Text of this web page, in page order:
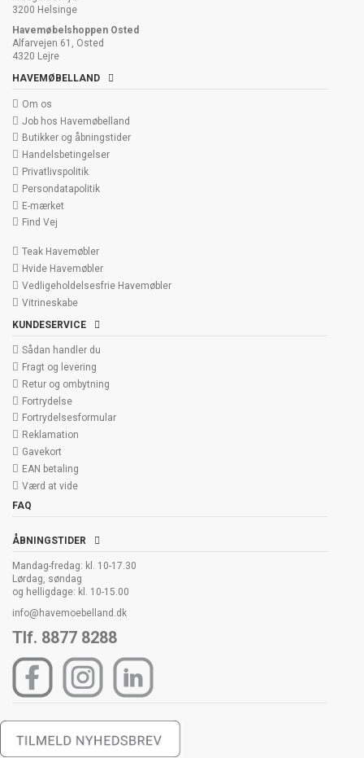
3200 Helsinge
Havemøbelshoppen Osted
Alfarvejen 61, Osted
4320 Lejre
HAVEMØBELLAND
Om os
Job hos Havemøbelland
Butikker og åbningstider
Handelsbetingelser
Privatlivspolitik
Persondatapolitik
E-mærket
Find Vej
Teak Havemøbler
Hvide Havemøbler
Vedligeholdelsesfrie Havemøbler
Vitrineskabe
KUNDESERVICE
Sådan handler du
Fragt og levering
Retur og ombytning
Fortrydelse
Fortrydelsesformular
Reklamation
Gavekort
EAN betaling
Værd at vide
FAQ
ÅBNINGSTIDER
Mandag-fredag: kl. 10-17.30
Lørdag, søndag
og helligdage: kl. 10-15.00
info@havemoebelland.dk
Tlf. 8877 8288